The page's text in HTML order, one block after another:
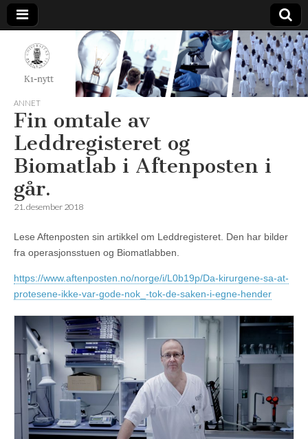
K1-
Nytt
ANNET
Fin omtale av
Leddregisteret og
Biomatlab i Aftenposten i
går.
21. desember 2018
Lese Aftenposten sin artikkel om Leddregisteret. Den har bilder
fra operasjonsstuen og Biomatlabben.
https://www.aftenposten.no/norge/i/L0b19p/Da-kirurgene-sa-at-
protesene-ikke-var-gode-nok_-tok-de-saken-i-egne-hender